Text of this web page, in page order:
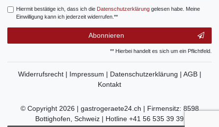
Hiermit bestätige ich, dass ich die Daten­schutz­erklärunggelesen habe. Meine
Einwilligung kann ich jederzeit widerrufen.**
Abonnieren
** Hierbei handelt es sich um ein Pflichtfeld.
Widerrufsrecht | Impressum | Datenschutzerklärung | AGB |
Kontakt
© Copyright 2026 | gastrogeraete24.ch | Firmensitz: 8598
Bottighofen, Schweiz | Hotline +41 56 535 39 39